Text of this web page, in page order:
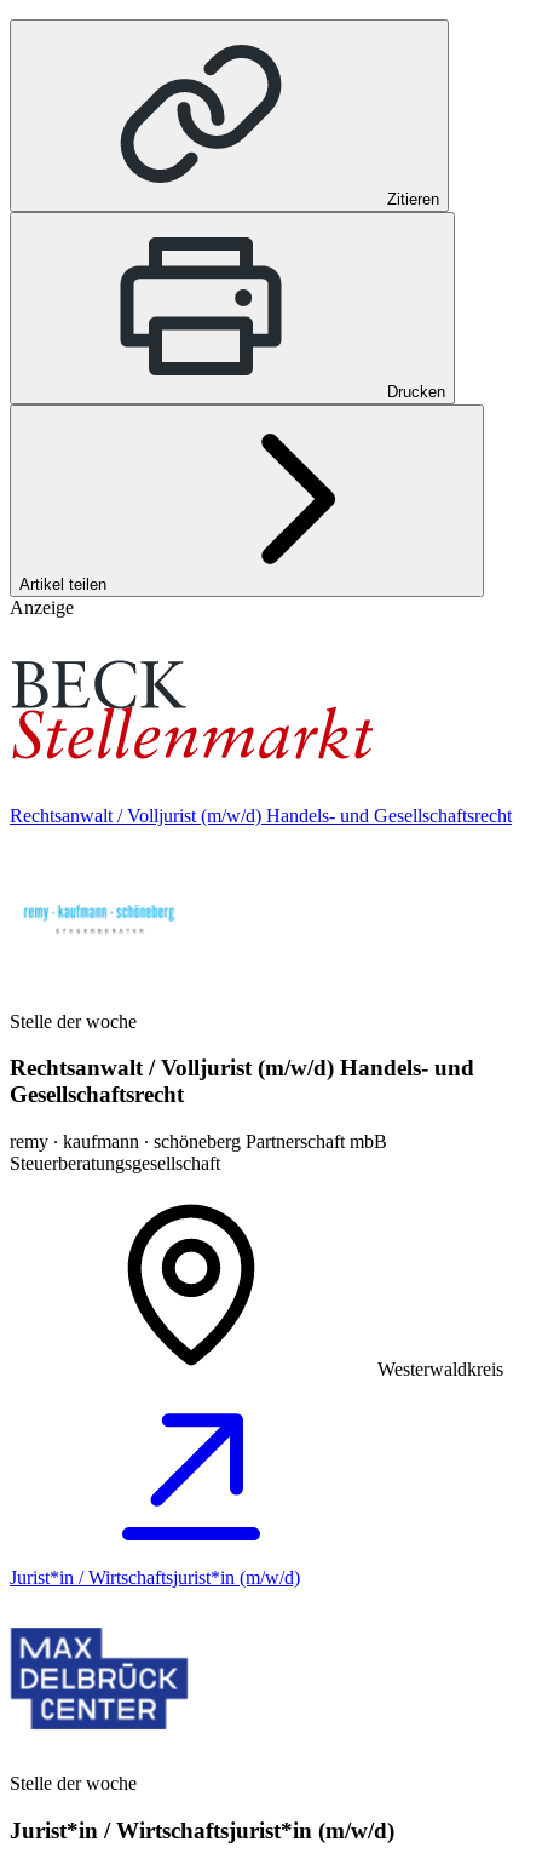
Zitieren
Drucken
Artikel teilen
Anzeige
Rechtsanwalt / Volljurist (m/w/d) Handels- und Gesellschaftsrecht
Stelle der woche
Rechtsanwalt / Volljurist (m/w/d) Handels- und
Gesellschaftsrecht
remy ∙ kaufmann ∙ schöneberg Partnerschaft mbB
Steuerberatungsgesellschaft
Westerwaldkreis
Jurist*in / Wirtschafts­jurist*in (m/w/d)
Stelle der woche
Jurist*in / Wirtschafts­jurist*in (m/w/d)